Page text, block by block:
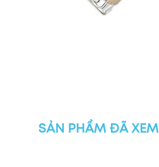
SẢN PHẨM ĐÃ XEM